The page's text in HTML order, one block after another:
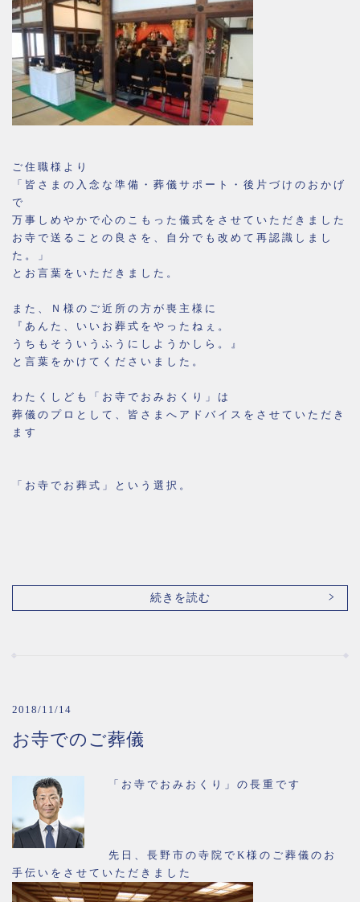
ご住職様より
「皆さまの入念な準備・葬儀サポート・後片づけのおかげ
で
万事しめやかで心のこもった儀式をさせていただきました
お寺で送ることの良さを、自分でも改めて再認識しまし
た。」
とお言葉をいただきました。
また、Ｎ様のご近所の方が喪主様に
『あんた、いいお葬式をやったねぇ。
うちもそういうふうにしようかしら。』
と言葉をかけてくださいました。
わたくしども「お寺でおみおくり」は
葬儀のプロとして、皆さまへアドバイスをさせていただき
ます
「お寺でお葬式」という選択。
続きを読む
2018/11/14
お寺でのご葬儀
「お寺でおみおくり」の長重です
先日、長野市の寺院でK様のご葬儀のお
手伝いをさせていただきました